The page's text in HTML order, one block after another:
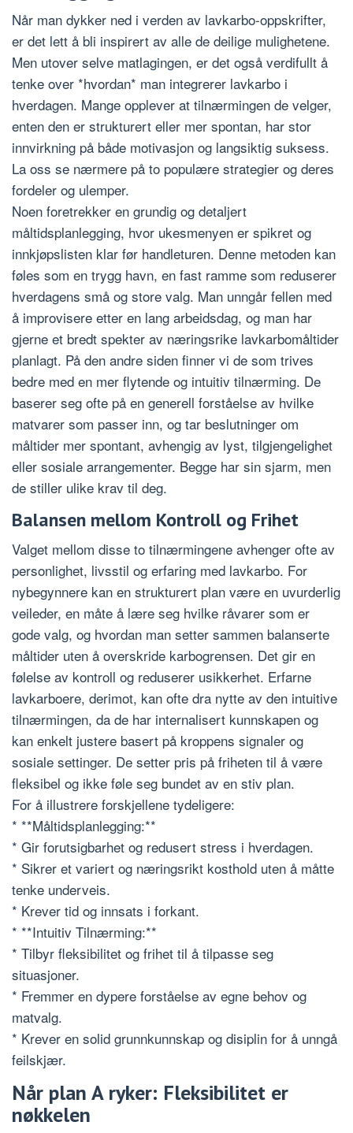
Når man dykker ned i verden av lavkarbo-oppskrifter,
er det lett å bli inspirert av alle de deilige mulighetene.
Men utover selve matlagingen, er det også verdifullt å
tenke over *hvordan* man integrerer lavkarbo i
hverdagen. Mange opplever at tilnærmingen de velger,
enten den er strukturert eller mer spontan, har stor
innvirkning på både motivasjon og langsiktig suksess.
La oss se nærmere på to populære strategier og deres
fordeler og ulemper.
Noen foretrekker en grundig og detaljert
måltidsplanlegging, hvor ukesmenyen er spikret og
innkjøpslisten klar før handleturen. Denne metoden kan
føles som en trygg havn, en fast ramme som reduserer
hverdagens små og store valg. Man unngår fellen med
å improvisere etter en lang arbeidsdag, og man har
gjerne et bredt spekter av næringsrike lavkarbomåltider
planlagt. På den andre siden finner vi de som trives
bedre med en mer flytende og intuitiv tilnærming. De
baserer seg ofte på en generell forståelse av hvilke
matvarer som passer inn, og tar beslutninger om
måltider mer spontant, avhengig av lyst, tilgjengelighet
eller sosiale arrangementer. Begge har sin sjarm, men
de stiller ulike krav til deg.
Balansen mellom Kontroll og Frihet
Valget mellom disse to tilnærmingene avhenger ofte av
personlighet, livsstil og erfaring med lavkarbo. For
nybegynnere kan en strukturert plan være en uvurderlig
veileder, en måte å lære seg hvilke råvarer som er
gode valg, og hvordan man setter sammen balanserte
måltider uten å overskride karbogrensen. Det gir en
følelse av kontroll og reduserer usikkerhet. Erfarne
lavkarboere, derimot, kan ofte dra nytte av den intuitive
tilnærmingen, da de har internalisert kunnskapen og
kan enkelt justere basert på kroppens signaler og
sosiale settinger. De setter pris på friheten til å være
fleksibel og ikke føle seg bundet av en stiv plan.
For å illustrere forskjellene tydeligere:
* **Måltidsplanlegging:**
* Gir forutsigbarhet og redusert stress i hverdagen.
* Sikrer et variert og næringsrikt kosthold uten å måtte
tenke underveis.
* Krever tid og innsats i forkant.
* **Intuitiv Tilnærming:**
* Tilbyr fleksibilitet og frihet til å tilpasse seg
situasjoner.
* Fremmer en dypere forståelse av egne behov og
matvalg.
* Krever en solid grunnkunnskap og disiplin for å unngå
feilskjær.
Når plan A ryker: Fleksibilitet er
nøkkelen